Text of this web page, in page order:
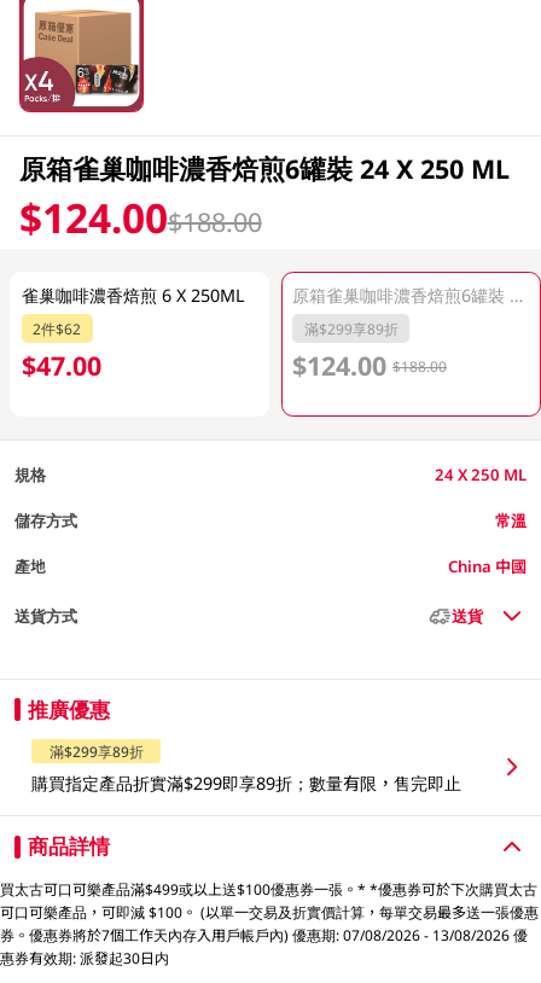
原箱雀巢咖啡濃香焙煎6罐裝 24 X 250 ML
$124.00$188.00
雀巢咖啡濃香焙煎 6 X 250ML
2件$62
$47.00
原箱雀巢咖啡濃香焙煎6罐裝 24 X 250 ML
滿$299享89折
$124.00 $188.00
規格 24 X 250 ML
儲存方式 常溫
產地 China 中國
送貨方式 送貨
推廣優惠
滿$299享89折
購買指定產品折實滿$299即享89折；數量有限，售完即止
商品詳情
買太古可口可樂產品滿$499或以上送$100優惠券一張。* *優惠券可於下次購買太古
可口可樂產品，可即減 $100。 (以單一交易及折實價計算，每單交易最多送一張優惠
券。優惠券將於7個工作天內存入用戶帳戶內) 優惠期: 07/08/2026 - 13/08/2026 優
惠券有效期: 派發起30日内